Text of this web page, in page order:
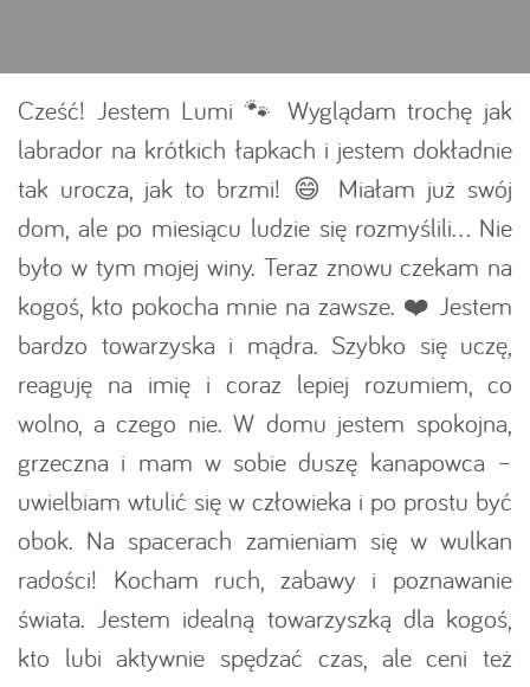
Cześć! Jestem Lumi 🐾 Wyglądam trochę jak
labrador na krótkich łapkach i jestem dokładnie
tak urocza, jak to brzmi! 😄 Miałam już swój
dom, ale po miesiącu ludzie się rozmyślili… Nie
było w tym mojej winy. Teraz znowu czekam na
kogoś, kto pokocha mnie na zawsze. ❤️ Jestem
bardzo towarzyska i mądra. Szybko się uczę,
reaguję na imię i coraz lepiej rozumiem, co
wolno, a czego nie. W domu jestem spokojna,
grzeczna i mam w sobie duszę kanapowca –
uwielbiam wtulić się w człowieka i po prostu być
obok. Na spacerach zamieniam się w wulkan
radości! Kocham ruch, zabawy i poznawanie
świata. Jestem idealną towarzyszką dla kogoś,
kto lubi aktywnie spędzać czas, ale ceni też